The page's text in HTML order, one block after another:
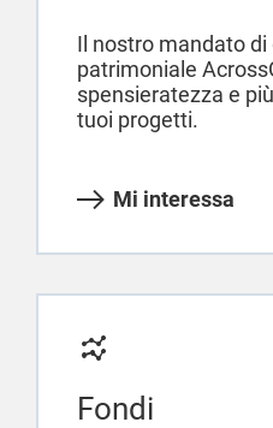
Il nostro mandato di
patrimoniale
spensieratezza e
tuoi progetti.
Mi interessa
Fondi